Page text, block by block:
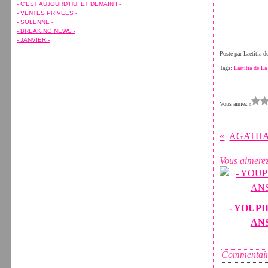
Février(7)
Janvier(10)
Février(11)
Janvier(8)
Avril (7)
Mars(7)
Février(8)
Janvier(7)
Avril (15)
Mars(5)
Janvier(1)
- C'EST AUJOURD'HUI ET DEMAIN ! -
- VENTES PRIVEES -
- SOLENNE -
- BREAKING NEWS -
- JANVIER -
Posté par Laetitia
Tags:Laetitia de
Vous aimez ?
Vous
-